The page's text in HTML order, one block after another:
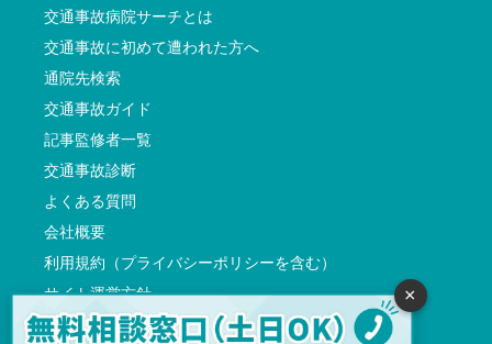
交通事故病院サーチとは
交通事故に初めて遭われた方へ
通院先検索
交通事故ガイド
記事監修者一覧
交通事故診断
よくある質問
会社概要
利用規約（プライバシーポリシーを含む）
サイト運営方針
反社会的勢力に対する基本方針
×